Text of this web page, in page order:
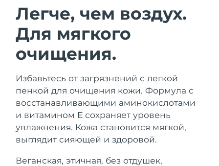
Легче, чем воздух.
Для мягкого
очищения.
Избавьтесь от загрязнений с легкой
пенкой для очищения кожи. Формула с
восстанавливающими аминокислотами
и витамином Е сохраняет уровень
увлажнения. Кожа становится мягкой,
выглядит сияющей и здоровой.
Веганская, этичная, без отдушек,